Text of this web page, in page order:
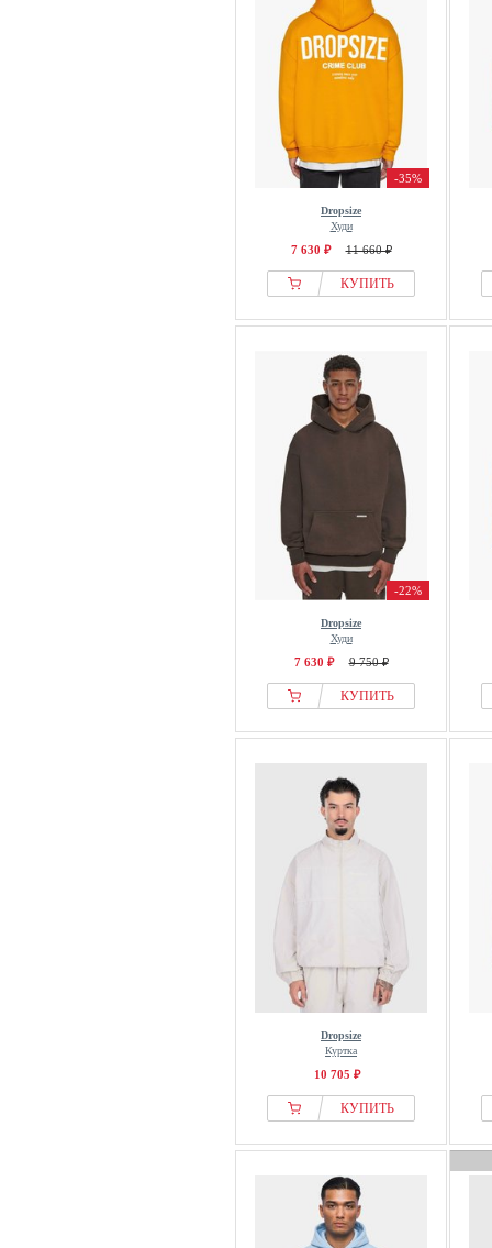
-35%
Dropsize
Худи
7 630 ₽ 11 660 ₽
КУПИТЬ
-22%
Dropsize
Худи
7 630 ₽ 9 750 ₽
КУПИТЬ
Dropsize
Куртка
10 705 ₽
КУПИТЬ